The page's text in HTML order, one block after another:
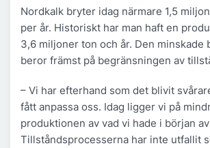
Nordkalk bryter idag närmare 1,5
per år. Historiskt har man haft en
3,6 miljoner ton och år. Den minskade
beror främst på begränsningen av
– Vi har efterhand som det blivit
fått anpassa oss. Idag ligger vi på
produktionen av vad vi hade i början
Tillståndsprocesserna har inte utfallit